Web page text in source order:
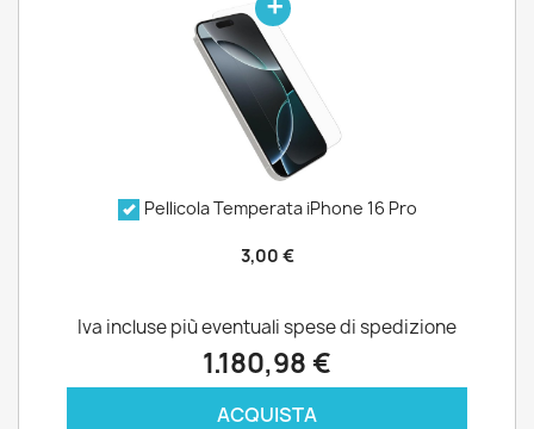
Pellicola Temperata iPhone 16 Pro
3,00 €
Iva incluse più eventuali spese di spedizione
1.180,98 €
ACQUISTA